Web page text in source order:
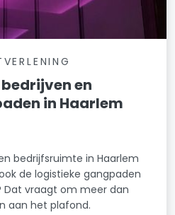
en
in Haarlem
bedrijfsruimte in Haarlem
de logistieke gangpaden
Dat vraagt om meer dan
aan het plafond.